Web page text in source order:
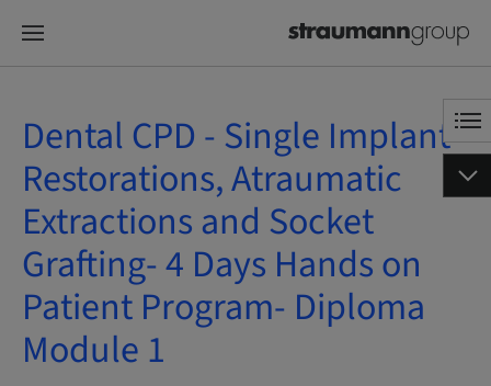
Dental CPD - Single Implant
Restorations, Atraumatic
Extractions and Socket
Grafting- 4 Days Hands on
Patient Program- Diploma
Module 1